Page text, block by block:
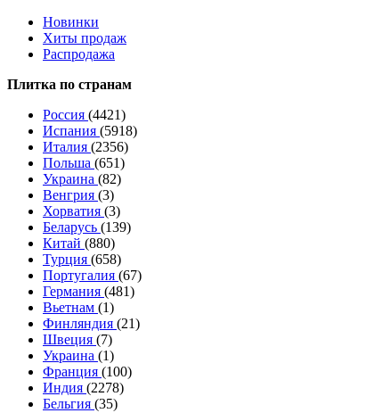
Новинки
Хиты продаж
Распродажа
Плитка по странам
Россия (4421)
Испания (5918)
Италия (2356)
Польша (651)
Украина (82)
Венгрия (3)
Хорватия (3)
Беларусь (139)
Китай (880)
Турция (658)
Португалия (67)
Германия (481)
Вьетнам (1)
Финляндия (21)
Швеция (7)
Украина (1)
Франция (100)
Индия (2278)
Бельгия (35)